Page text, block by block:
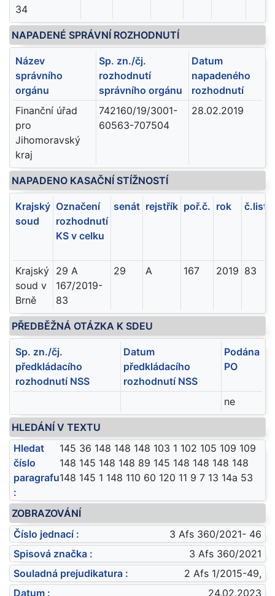
34
NAPADENÉ SPRÁVNÍ ROZHODNUTÍ
Název
správního
orgánu
Sp. zn./čj.
rozhodnutí
správního orgánu
Datum
napadeného
rozhodnutí
Finanční úřad
pro
Jihomoravský
kraj
742160/19/3001-
60563-707504
28.02.2019
NAPADENO KASAČNÍ STÍŽNOSTÍ
Krajský
soud
Označení
rozhodnutí
KS v celku
senát rejstřík poř.č. rok č.listu
Krajský
soud v
Brně
29 A
167/2019-
83
29 A 167 2019 83
PŘEDBĚŽNÁ OTÁZKA K SDEU
Sp. zn./čj.
předkládacího
rozhodnutí NSS
Datum
předkládacího
rozhodnutí NSS
Podána
PO
ne
HLEDÁNÍ V TEXTU
Hledat
číslo
paragrafu
:
145 36 148 148 148 103 1 102 105 109 109
148 145 148 148 89 145 148 148 148 148
148 145 1 148 110 60 120 11 9 7 13 14a 53
ZOBRAZOVÁNÍ
Číslo jednací :
3 Afs 360/2021- 46
Spisová značka :
3 Afs 360/2021
Souladná prejudikatura :
2 Afs 1/2015-49,
Datum :
24.02.2023